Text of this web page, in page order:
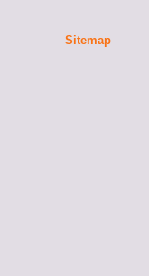
Sitemap